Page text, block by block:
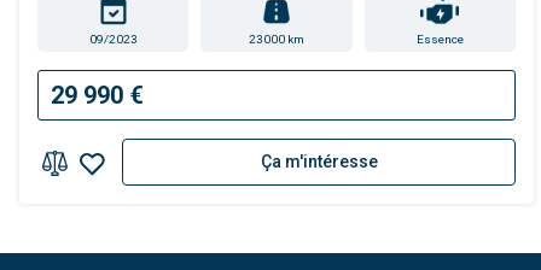
09/2023 23000 km Essence
29 990 €
Ça m'intéresse